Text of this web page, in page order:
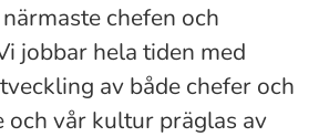
chefen och
jobbar hela tiden med
av både chefer och
och vår kultur präglas av